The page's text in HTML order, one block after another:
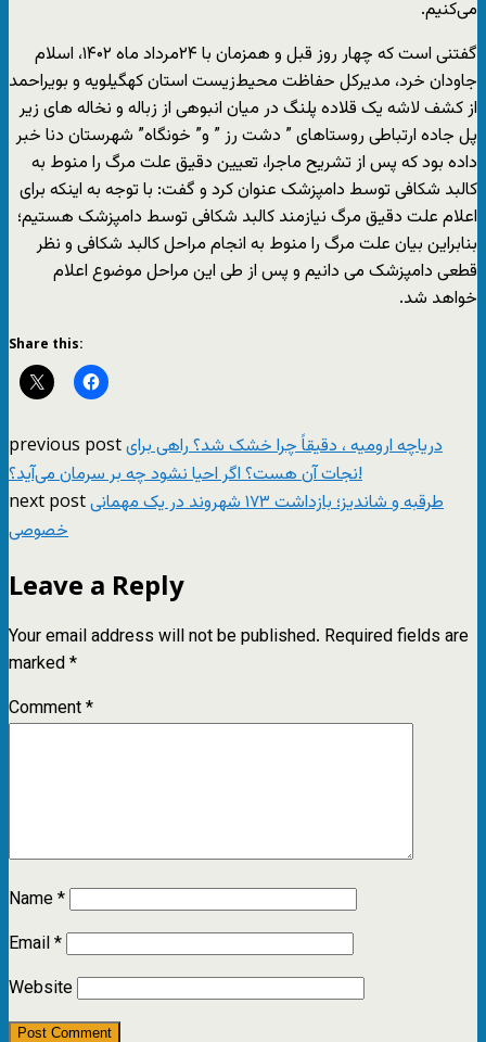
می‌کنیم.
گفتنی است که چهار روز قبل و همزمان با ۲۴مرداد ماه ۱۴۰۲، اسلام
جاودان خرد، مدیرکل حفاظت محیط‌زیست استان کهگیلویه و بویراحمد
از کشف لاشه یک قلاده پلنگ در میان انبوهی از زباله و نخاله های زیر
پل جاده ارتباطی روستاهای ” دشت رز ” و” خونگاه” شهرستان دنا خبر
داده بود که پس از تشریح ماجرا، تعیین دقیق علت مرگ را منوط به
کالبد شکافی توسط دامپزشک عنوان کرد و گفت: با توجه به اینکه برای
اعلام علت دقیق مرگ نیازمند کالبد شکافی توسط دامپزشک هستیم؛
بنابراین بیان علت مرگ را منوط به انجام مراحل کالبد شکافی و نظر
قطعی دامپزشک می دانیم و پس از طی این مراحل موضوع اعلام
خواهد شد.
Share this:
previous postدریاچه ارومیه ، دقیقاً چرا خشک شد؟ راهی برای
نجات آن هست؟ اگر احیا نشود چه بر سرمان می‌آید؟!
next postطرقبه و شاندیز؛ بازداشت ۱۷۳ شهروند در یک مهمانی
خصوصی
Leave a Reply
Your email address will not be published. Required fields are
marked*
Comment*
Name*
Email*
Website